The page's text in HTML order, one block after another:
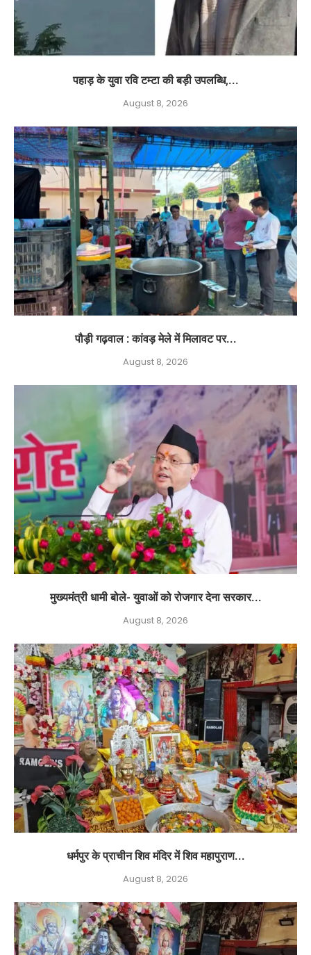
पहाड़ के युवा रवि टम्टा की बड़ी उपलब्धि,...
August 8, 2026
पौड़ी गढ़वाल : कांवड़ मेले में मिलावट पर...
August 8, 2026
मुख्यमंत्री धामी बोले- युवाओं को रोजगार देना सरकार...
August 8, 2026
धर्मपुर के प्राचीन शिव मंदिर में शिव महापुराण...
August 8, 2026